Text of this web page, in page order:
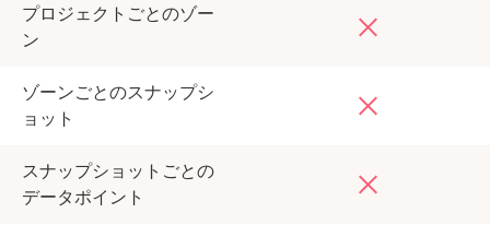
プロジェクトごとのゾー
ン
ゾーンごとのスナップシ
ョット
スナップショットごとの
データポイント